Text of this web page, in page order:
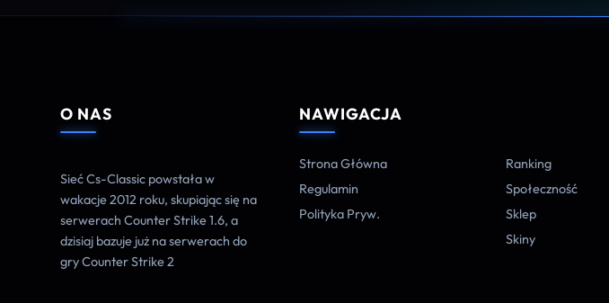
O NAS
Sieć Cs-Classic powstała w
wakacje 2012 roku, skupiając się na
serwerach Counter Strike 1.6, a
dzisiaj bazuje już na serwerach do
gry Counter Strike 2
NAWIGACJA
Strona Główna
Regulamin
Polityka Pryw.
Ranking
Społeczność
Sklep
Skiny